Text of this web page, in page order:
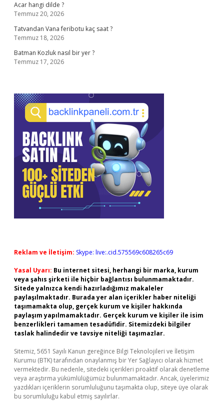
Acar hangi dilde ?
Temmuz 20, 2026
Tatvandan Vana feribotu kaç saat ?
Temmuz 18, 2026
Batman Kozluk nasıl bir yer ?
Temmuz 17, 2026
Reklam ve İletişim: Skype: live:.cid.575569c608265c69
Yasal Uyarı: Bu internet sitesi, herhangi bir marka, kurum
veya şahıs şirketi ile hiçbir bağlantısı bulunmamaktadır.
Sitede yalnızca kendi hazırladığımız makaleler
paylaşılmaktadır. Burada yer alan içerikler haber niteliği
taşımamakta olup, gerçek kurum ve kişiler hakkında
paylaşım yapılmamaktadır. Gerçek kurum ve kişiler ile isim
benzerlikleri tamamen tesadüfidir. Sitemizdeki bilgiler
taslak halindedir ve tavsiye niteliği taşımazlar.
Sitemiz, 5651 Sayılı Kanun gereğince Bilgi Teknolojileri ve İletişim
Kurumu (BTK) tarafından onaylanmış bir Yer Sağlayıcı olarak hizmet
vermektedir. Bu nedenle, sitedeki içerikleri proaktif olarak denetleme
veya araştırma yükümlülüğümüz bulunmamaktadır. Ancak, üyelerimiz
yazdıkları içeriklerin sorumluluğunu taşımakta olup, siteye üye olarak
bu sorumluluğu kabul etmiş sayılırlar.